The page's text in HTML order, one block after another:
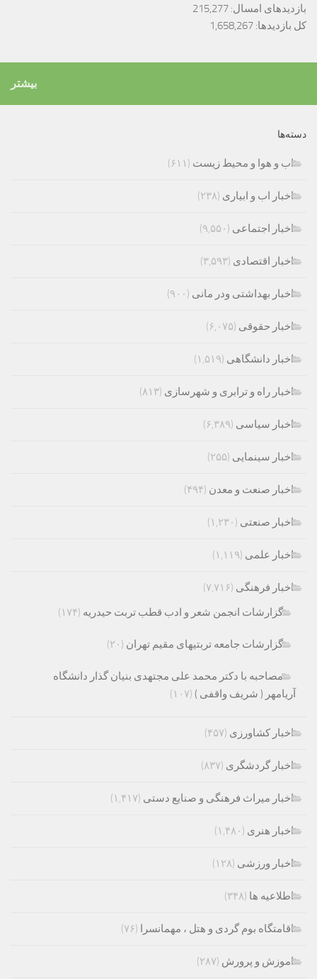
بازدیدهای امسال: 215,277
کل بازدیدها: 1,658,267
بیشتر
دسته‌ها
اب و هوا و محیط زیست (۶۱۱)
اخبار اب و ابیاری (۲۳۸)
اخبار اجتماعی (۹,۵۵۰)
اخبار اقتصادی (۳,۵۹۳)
اخبار بهداشتی ودر مانی (۹۰۰)
اخبار حقوقی (۶,۰۷۵)
اخبار دانشگاهی (۱,۵۱۹)
اخبار راه و ترابری و شهرسازی (۸۱۳)
اخبار سیاسی (۶,۳۸۹)
اخبار سینمایی (۲۵۵)
اخبار صنعت و معدن (۴۹۴)
اخبار صنعتی (۱,۲۳۰)
اخبار علمی (۱,۱۱۹)
اخبار فرهنگی (۷,۷۱۶)
گزارشات انجمن شعر و ادب قطب تربت حیدریه (۱۷۴)
گزارشات جامعه تربتیهای مقیم تهران (۲۰)
مصاحبه با دکتر محمد علی مجتهدی بنیان گذار دانشگاه
آریامهر ( شریف واقفی ) (۱۰۷)
اخبار کشاورزی (۴۵۷)
اخبار گردشگری (۸۳۷)
اخبار میراث فرهنگی و صنایع دستی (۱,۴۱۷)
اخبار هنری (۱,۴۸۰)
اخبار ورزشی (۱۲۸)
اطلاعیه ها (۳۴۸)
اقامتگاه بوم گردی و هتل ، مهمانسرا (۷۶)
اموزش و پرورش (۲۸۷)